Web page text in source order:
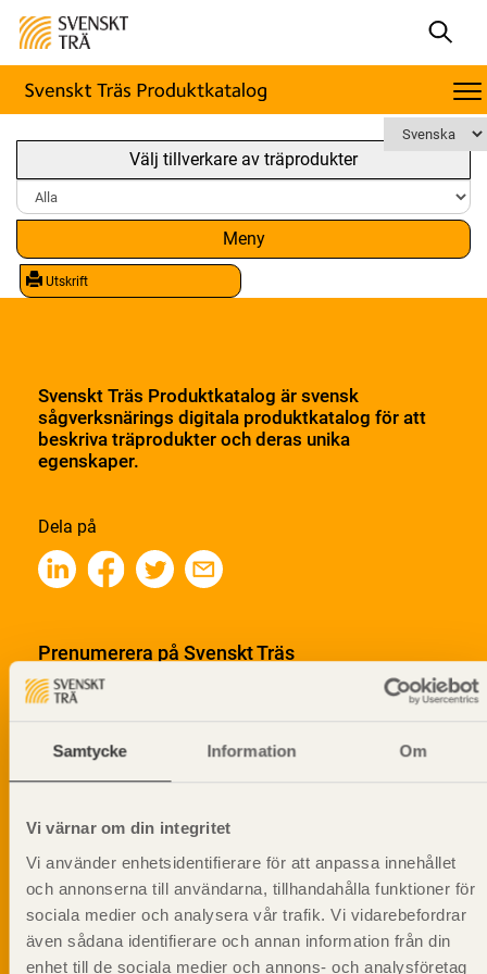
Samtycke Information Om
Vi värnar om din integritet
Vi använder enhetsidentifierare för att anpassa innehållet
och annonserna till användarna, tillhandahålla funktioner för
sociala medier och analysera vår trafik. Vi vidarebefordrar
även sådana identifierare och annan information från din
enhet till de sociala medier och annons- och analysföretag
Välj tillverkare av träprodukter
Meny
Utskrift
Svenskt Träs Produktkatalog är svensk
sågverksnärings digitala produktkatalog för att
beskriva träprodukter och deras unika
egenskaper.
Dela på
Prenumerera på Svenskt Träs
informationsutskick!